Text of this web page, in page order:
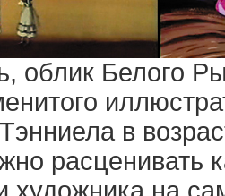
облик Белого
в
расценивать